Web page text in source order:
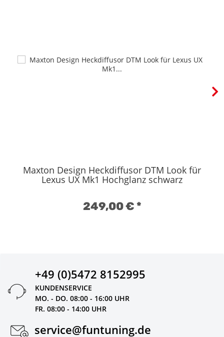
Maxton Design Heckdiffusor DTM Look für
Lexus UX Mk1 Hochglanz schwarz
249,00 €*
+49 (0)5472 8152995
KUNDENSERVICE
MO. - DO. 08:00 - 16:00 UHR
FR. 08:00 - 14:00 UHR
service@funtuning.de